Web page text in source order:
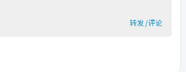
转发|评论